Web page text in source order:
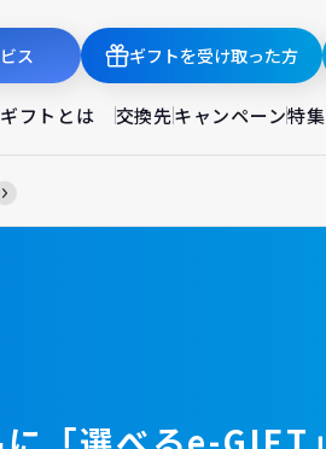
ス ギフトを受け取った方
フトとは 交換先キャンペーン特集